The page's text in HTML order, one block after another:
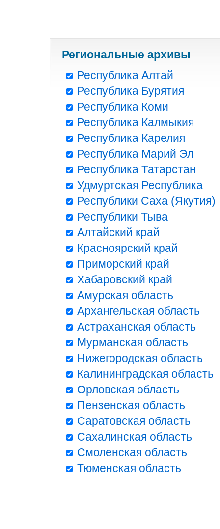
Региональные архивы
Республика Алтай
Республика Бурятия
Республика Коми
Республика Калмыкия
Республика Карелия
Республика Марий Эл
Республика Татарстан
Удмуртская Республика
Республики Саха (Якутия)
Республики Тыва
Алтайский край
Красноярский край
Приморский край
Хабаровский край
Амурская область
Архангельская область
Астраханская область
Мурманская область
Нижегородская область
Калининградская область
Орловская область
Пензенская область
Саратовская область
Сахалинская область
Смоленская область
Тюменская область